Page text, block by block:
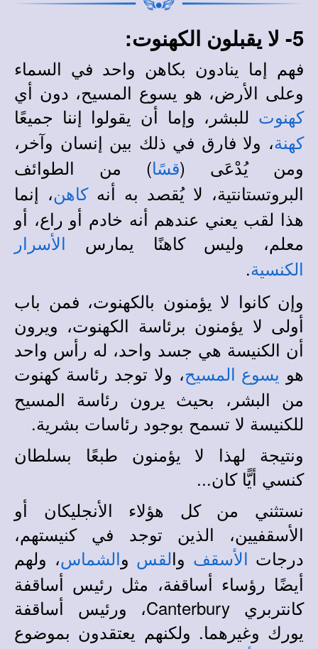
5- لا يقبلون الكهنوت:
فهم إما ينادون بكاهن واحد في السماء
وعلى الأرض، هو يسوع المسيح، دون أي
كهنوت للبشر، وإما أن يقولوا إننا جميعًا
كهنة، ولا فارق في ذلك بين إنسان وآخر،
ومن يُدْعَى (قسًا) من الطوائف
البروتستانتية، لا يُقصد به أنهكاهن، إنما
هذا لقب يعني عندهم أنه خادم أو راع، أو
معلم، وليس كاهنًا يمارس
الأسرار
الكنسية.
وإن كانوا لا يؤمنون بالكهنوت، فمن باب
أولى لا يؤمنون برئاسة الكهنوت، ويرون
أن الكنيسة هي جسد واحد، له رأس واحد
هو يسوع المسيح، ولا توجد رئاسة كهنوت
من البشر، بحيث يرون رئاسة المسيح
للكنيسة لا تسمح بوجود رئاسات بشرية.
ونتيجة لهذا لا يؤمنون طبعًا بسلطان
كنسي أيًّا كان...
نستثني من كل هؤلاء الأنجليكان أو
الأسقفيين، الذين توجد في كنيستهم،
درجات
الأسقف والقس و الشماس، ولهم
أيضًا رؤساء أساقفة، مثل رئيس أساقفة
كانتربري
، ورئيس أساقفة
يورك وغيرهما. ولكنهم يعتقدون بموضوع